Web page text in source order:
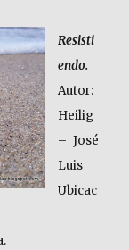
Resisti
endo.
Autor:
Heilig
– José
Luis
Ubicac